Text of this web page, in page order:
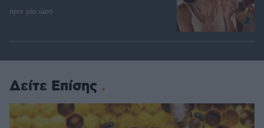
πριν μία ώρα
Δείτε Επίσης